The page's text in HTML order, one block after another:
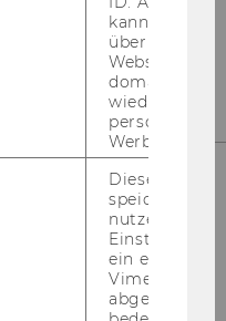
sup­port.wu.ac.atkann Google
über
Websites
Werbung
Dieses Cookie
speichert
ein
Vimeo-Video
abgespielt